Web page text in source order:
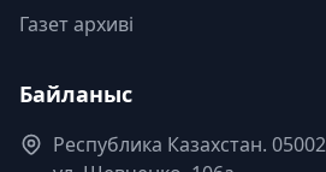
Газет архиві
Байланыс
Республика Казахстан.